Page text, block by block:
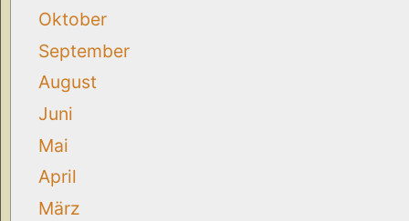
Oktober
September
August
Juni
Mai
April
März